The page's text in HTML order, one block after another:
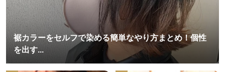
裾カラーをセルフで染める簡単なやり方まとめ！個性
を出す...